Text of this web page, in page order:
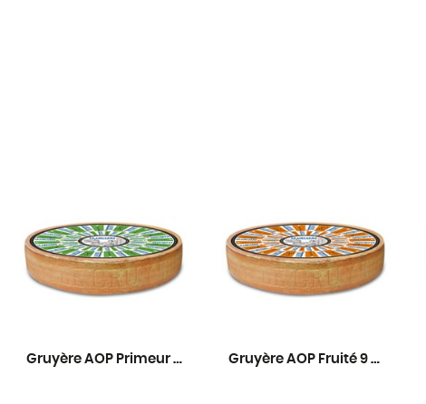
Gruyère AOP Primeur 6 mois Gruyère AOP Fruité 9 mois